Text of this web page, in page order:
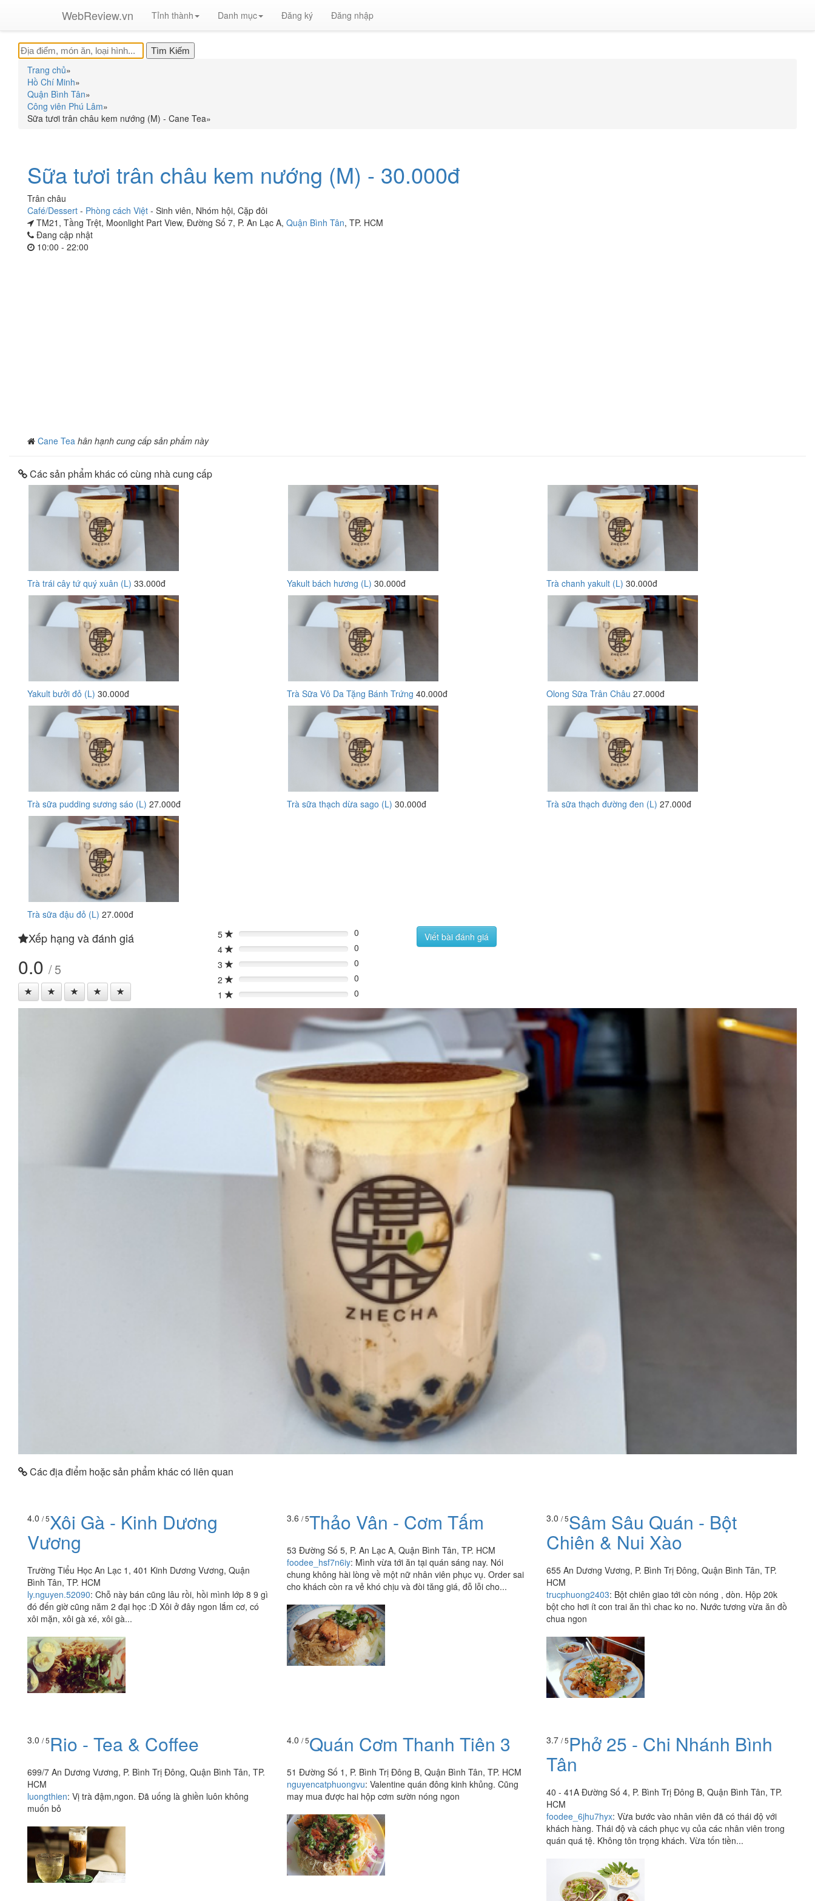
WebReview.vn Tỉnh thành Danh mục Đăng ký Đăng nhập
Trang chủ»
Hồ Chí Minh»
Quận Bình Tân»
Công viên Phú Lâm»
Sữa tươi trân châu kem nướng (M) - Cane Tea»
Sữa tươi trân châu kem nướng (M) - 30.000đ
Trân châu
Café/Dessert - Phòng cách Việt - Sinh viên, Nhóm hội, Cặp đôi
TM21, Tầng Trệt, Moonlight Part View, Đường Số 7, P. An Lạc A, Quận Bình Tân, TP. HCM
Đang cập nhật
10:00 - 22:00
Cane Tea hân hạnh cung cấp sản phẩm này
Các sản phẩm khác có cùng nhà cung cấp
Trà trái cây tứ quý xuân (L) 33.000đ Yakult bách hương (L) 30.000đ Trà chanh yakult (L) 30.000đ
Yakult bưởi đỏ (L) 30.000đ Trà Sữa Vô Da Tặng Bánh Trứng 40.000đ Olong Sữa Trân Châu 27.000đ
Trà sữa pudding sương sáo (L) 27.000đ Trà sữa thạch dừa sago (L) 30.000đ Trà sữa thạch đường đen (L) 27.000đ
Trà sữa đậu đỏ (L) 27.000đ
Xếp hạng và đánh giá
0.0 / 5
5 0%
0
4
0%
0
3
0%
0
2
0%
0
1
0% 0
Viết bài đánh giá
Các địa điểm hoặc sản phẩm khác có liên quan
4.0 / 5Xôi Gà - Kinh Dương
Vương
Trường Tiểu Học An Lạc 1, 401 Kinh Dương Vương, Quận
Bình Tân, TP. HCM
ly.nguyen.52090: Chỗ này bán cũng lâu rồi, hồi mình lớp 8 9 gì
đó đến giờ cũng năm 2 đại học :D Xôi ở đây ngon lắm cơ, có
xôi mặn, xôi gà xé, xôi gà...
3.6 / 5Thảo Vân - Cơm Tấm
53 Đường Số 5, P. An Lạc A, Quận Bình Tân, TP. HCM
foodee_hsf7n6iy: Mình vừa tới ăn tại quán sáng nay. Nói
chung không hài lòng về một nữ nhân viên phục vụ. Order sai
cho khách còn ra vẻ khó chịu và đòi tăng giá, đỗ lỗi cho...
3.0 / 5Sâm Sâu Quán - Bột
Chiên & Nui Xào
655 An Dương Vương, P. Bình Trị Đông, Quận Bình Tân, TP.
HCM
trucphuong2403: Bột chiên giao tới còn nóng , dòn. Hộp 20k
bột cho hơi ít con trai ăn thì chac ko no. Nước tương vừa ăn đồ
chua ngon
3.0 / 5Rio - Tea & Coffee
699/7 An Dương Vương, P. Bình Trị Đông, Quận Bình Tân, TP.
HCM
luongthien: Vị trà đậm,ngon. Đã uống là ghiền luôn không
muốn bỏ
4.0 / 5Quán Cơm Thanh Tiên 3
51 Đường Số 1, P. Bình Trị Đông B, Quận Bình Tân, TP. HCM
nguyencatphuongvu: Valentine quán đông kinh khủng. Cũng
may mua được hai hộp cơm sườn nóng ngon
3.7 / 5Phở 25 - Chi Nhánh Bình
Tân
40 - 41A Đường Số 4, P. Bình Trị Đông B, Quận Bình Tân, TP.
HCM
foodee_6jhu7hyx: Vừa bước vào nhân viên đã có thái độ với
khách hàng. Thái độ và cách phục vụ của các nhân viên trong
quán quá tệ. Không tôn trọng khách. Vừa tốn tiền...